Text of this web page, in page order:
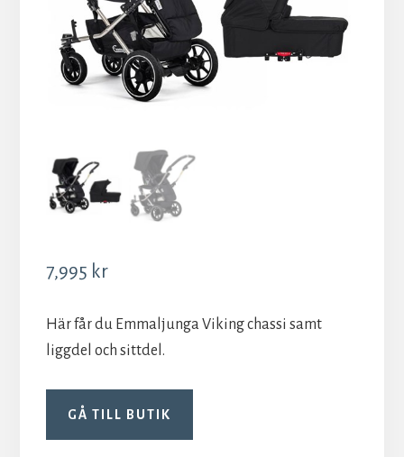
7,995 kr
Här får du Emmaljunga Viking chassi samt
liggdel och sittdel.
GÅ TILL BUTIK